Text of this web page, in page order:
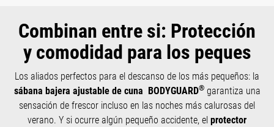
Combinan entre si: Protección
y comodidad para los peques
Los aliados perfectos para el descanso de los más pequeños: la
sábana bajera ajustable de cuna BODYGUARD®garantiza una
sensación de frescor incluso en las noches más calurosas del
verano. Y si ocurre algún pequeño accidente, el protector